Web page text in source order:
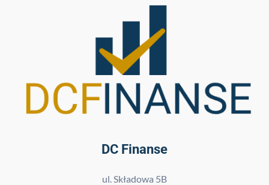
DC Finanse
ul. Składowa 5B